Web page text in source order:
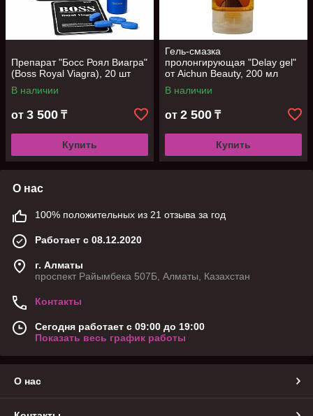
Препарат "Босс Роял Виагра"
(Boss Royal Viagra), 20 шт
В наличии
от 3 500 ₸
Купить
Гель-смазка
пролонгирующая "Delay gel"
от Aichun Beauty, 200 мл
В наличии
от 2 500 ₸
Купить
О нас
100% положительных из 21 отзыва за год
Работает с 08.12.2020
г. Алматы
проспект Райымбека 507Б, Алматы, Казахстан
Контакты
Сегодня работает с 09:00 до 19:00
Показать весь график работы
О нас